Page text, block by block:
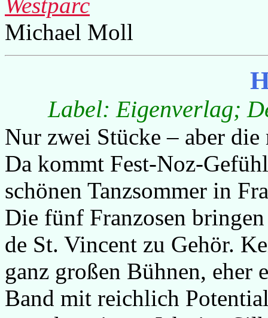
Michael Moll
Label: Eigenverlag;
Nur zwei Stücke – aber
Da kommt Fest-Noz-
schönen Tanzsommer in
Die fünf Franzosen
de St. Vincent zu Gehör.
ganz großen Bühnen, eher
Band mit reichlich